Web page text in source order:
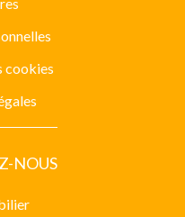
cookies
NOUS